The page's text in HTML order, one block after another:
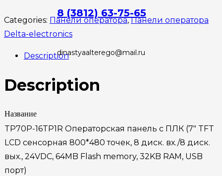
8 (3812) 63-75-65
dinastyaalterego@mail.ru
Categories: Панели оператора,Панели оператора
Delta-electronics
Description
Description
Название
TP70P-16TP1R Операторская панель с ПЛК (7″ TFT
LCD сенсорная 800*480 точек, 8 диск. вх./8 диск.
вых., 24VDC, 64MB Flash memory, 32KB RAM, USB
порт)